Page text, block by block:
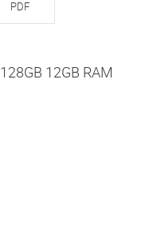
PDF
12GB RAM